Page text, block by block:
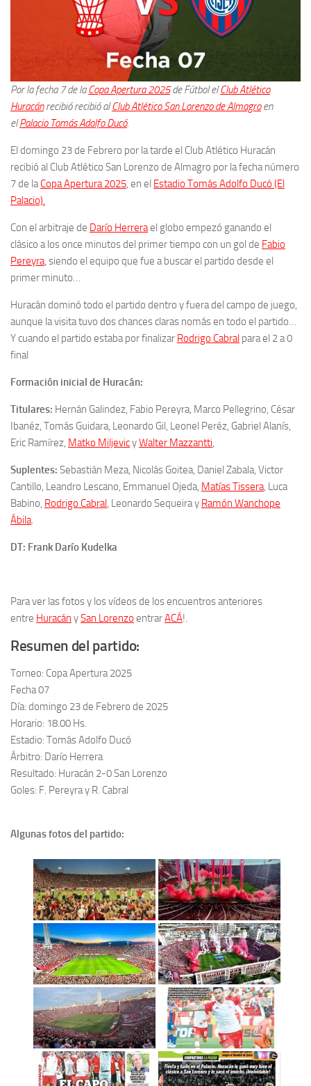
Por la fecha 7 de laCopa Apertura 2025de Fútbol elClub Atlético
Huracánrecibió recibió alClub Atlético San Lorenzo de Almagroen
elPalacio Tomás Adolfo Ducó.
El domingo 23 de Febrero por la tarde el Club Atlético Huracán
recibió al Club Atlético San Lorenzo de Almagro por la fecha número
7 de laCopa Apertura 2025, en el Estadio Tomás Adolfo Ducó (El
Palacio).
Con el arbitraje de Darío Herrerael globo empezó ganando el
clásico a los once minutos del primer tiempo con un gol de Fabio
Pereyra, siendo el equipo que fue a buscar el partido desde el
primer minuto…
Huracán dominó todo el partido dentro y fuera del campo de juego,
aunque la visita tuvo dos chances claras nomás en todo el partido…
Y cuando el partido estaba por finalizar Rodrigo Cabral para el 2 a 0
final
Formación inicial de Huracán:
Titulares: Hernán Galindez, Fabio Pereyra, Marco Pellegrino, César
Ibanéz, Tomás Guidara, Leonardo Gil, Leonel Peréz, Gabriel Alanís,
Eric Ramírez, Matko MiljevicyWalter Mazzantti,
Suplentes: Sebastián Meza, Nicolás Goitea, Daniel Zabala, Victor
Cantillo, Leandro Lescano, Emmanuel Ojeda, Matías Tissera, Luca
Babino, Rodrigo Cabral, Leonardo Sequeira y Ramón Wanchope
Ábila.
DT: Frank Darío Kudelka
Para ver las fotos y los vídeos de los encuentros anteriores
entre Huracán ySan Lorenzo entrarACÁ!.
Resumen del partido:
Torneo: Copa Apertura 2025
Fecha 07
Día: domingo 23 de Febrero de 2025
Horario: 18.00 Hs.
Estadio: Tomás Adolfo Ducó
Árbitro: Darío Herrera
Resultado: Huracán 2-0 San Lorenzo
Goles: F. Pereyra y R. Cabral
Algunas fotos del partido: